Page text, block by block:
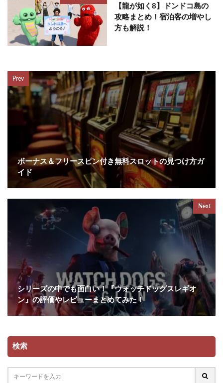
【龍が如く8】ドンドコ島の
攻略まとめ！宿泊客の増やし
方も解説！
Prev
ボーナス＆フリースピン付き無料スロットの見つけ方ガ
イド
Next
シリーズの中でも面白い！『ウォッチドッグスレギオ
ン』の評価やレビューまとめてみた！
検索